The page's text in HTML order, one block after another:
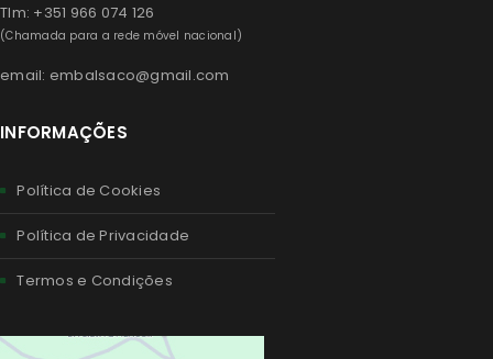
Tlm: +351 966 074 126
(Chamada para a rede móvel nacional)
email: embalsaco@gmail.com
INFORMAÇÕES
Política de Cookies
Política de Privacidade
Termos e Condições